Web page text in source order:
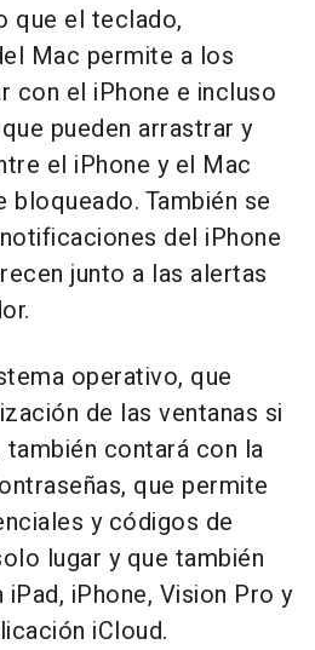
que el teclado,
Mac permite a los
con el iPhone e incluso
pueden arrastrar y
el iPhone y el Mac
bloqueado. También se
del iPhone
junto a las alertas
operativo, que
de las ventanas si
también contará con la
que permite
y códigos de
lugar y que también
iPhone, Vision Pro y
iCloud.